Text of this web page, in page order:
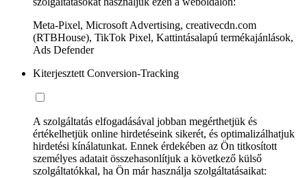
Meta-Pixel, Microsoft Advertising, creativecdn.com
(RTBHouse), TikTok Pixel, Kattintásalapú termékajánlások,
Ads Defender
Kiterjesztett Conversion-Tracking
A szolgáltatás elfogadásával jobban megérthetjük és
értékelhetjük online hirdetéseink sikerét, és optimalizálhatjuk
hirdetési kínálatunkat. Ennek érdekében az Ön titkosított
személyes adatait összehasonlítjuk a következő külső
szolgáltatókkal, ha Ön már használja szolgáltatásaikat: